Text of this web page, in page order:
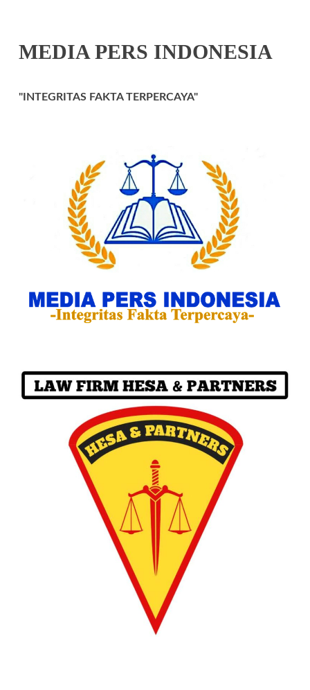
MEDIA PERS INDONESIA
"INTEGRITAS FAKTA TERPERCAYA"